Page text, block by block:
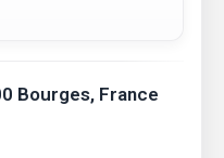
Bourges, France